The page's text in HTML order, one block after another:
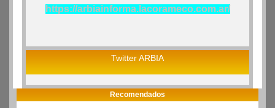
https://arbiainforma.lacorameco.com.ar/
Twitter ARBIA
Recomendados